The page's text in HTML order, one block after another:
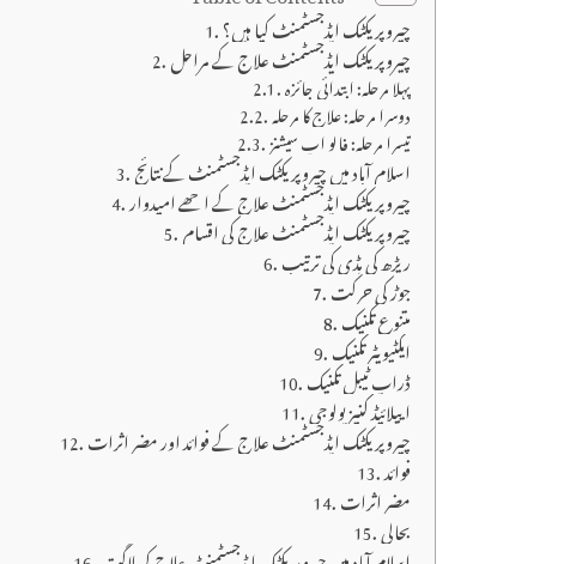
چیروپریکٹک ایڈجسٹمنٹ کیا ہیں؟
چیروپریکٹک ایڈجسٹمنٹ علاج کے مراحل
پہلا مرحلہ: ابتدائی جائزہ
دوسرا مرحلہ: علاج کا مرحلہ
تیسرا مرحلہ: فالو اپ سیشنز
اسلام آباد میں چیروپریکٹک ایڈجسٹمنٹ کے نتائج
چیروپریکٹک ایڈجسٹمنٹ علاج کے اچھے امیدوار
چیروپریکٹک ایڈجسٹمنٹ علاج کی اقسام
ریڑھ کی ہڈی کی ترتیب
جوڑ کی حرکت
متنوع تکنیک
ایکٹیویٹر تکنیک
ڈراپ ٹیبل تکنیک
ایپلائیڈ کنیزیولوجی
چیروپریکٹک ایڈجسٹمنٹ علاج کے فوائد اور مضر اثرات
فوائد
مضر اثرات
بحالی